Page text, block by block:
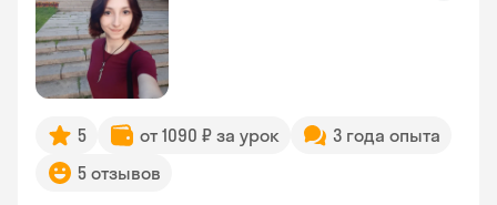
5 от 1090 ₽ за урок
3 года опыта
5 отзывов